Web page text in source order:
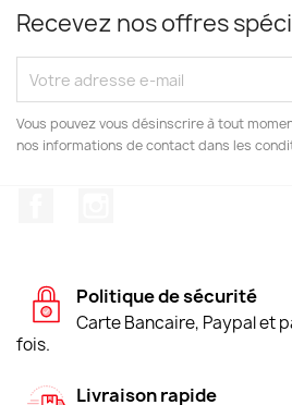
Recevez nos offres
Vous pouvez vous désinscrire à tout
nos informations de contact dans les
Politique de sécurité
Carte Bancaire, Paypal et
fois.
Livraison rapide